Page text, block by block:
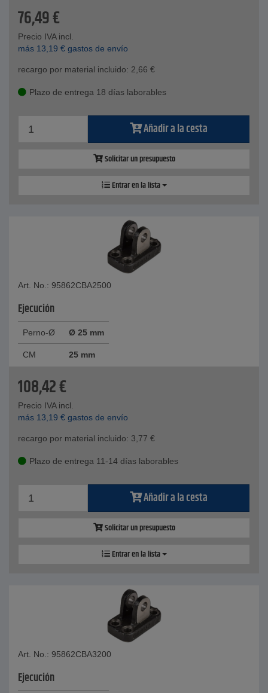
76,49€
Precio IVA incl.
más 13,19 € gastos de envío
recargo por material incluido: 2,66 €
Plazo de entrega 18 días laborables
Añadir a la cesta
Solicitar un presupuesto
Entrar en la lista
Art. No.: 95862CBA2500
Ejecución
Perno-Ø Ø 25 mm
CM 25 mm
108,42€
Precio IVA incl.
más 13,19 € gastos de envío
recargo por material incluido: 3,77 €
Plazo de entrega 11-14 días laborables
Añadir a la cesta
Solicitar un presupuesto
Entrar en la lista
Art. No.: 95862CBA3200
Ejecución